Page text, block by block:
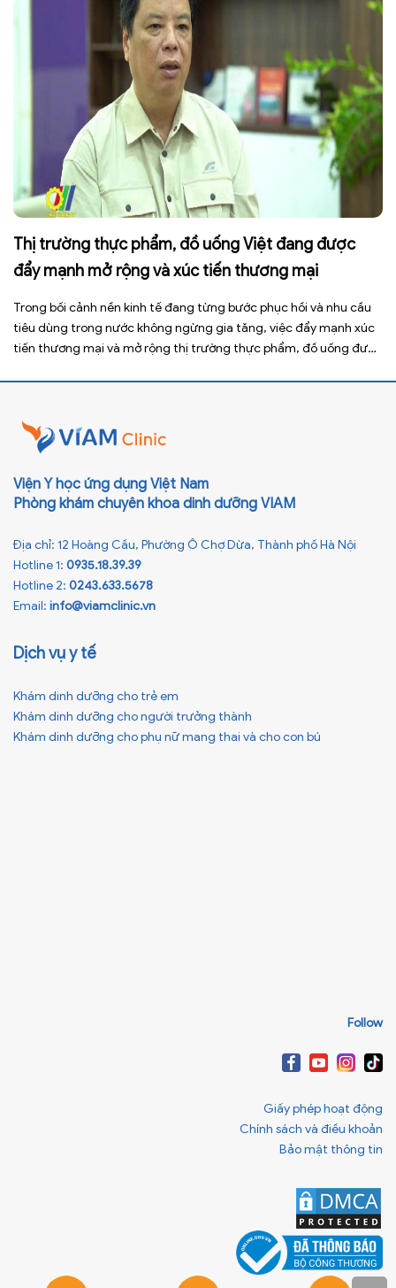
Thị trường thực phẩm, đồ uống Việt đang được
đẩy mạnh mở rộng và xúc tiến thương mại
Trong bối cảnh nền kinh tế đang từng bước phục hồi và nhu cầu
tiêu dùng trong nước không ngừng gia tăng, việc đẩy mạnh xúc
tiến thương mại và mở rộng thị trường thực phẩm, đồ uống được
Viện Y học ứng dụng Việt Nam
Phòng khám chuyên khoa dinh dưỡng VIAM
Địa chỉ: 12 Hoàng Cầu, Phường Ô Chợ Dừa, Thành phố Hà Nội
Hotline 1: 0935.18.39.39
Hotline 2: 0243.633.5678
Email: info@viamclinic.vn
Dịch vụ y tế
Khám dinh dưỡng cho trẻ em
Khám dinh dưỡng cho người trưởng thành
Khám dinh dưỡng cho phụ nữ mang thai và cho con bú
Follow
Giấy phép hoạt động
Chính sách và điều khoản
Bảo mật thông tin